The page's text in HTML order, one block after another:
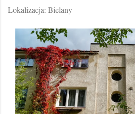
Lokalizacja: Bielany